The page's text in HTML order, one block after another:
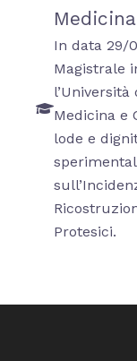
In data 29/
Magistrale
Medicina e
lode e
Protesici.